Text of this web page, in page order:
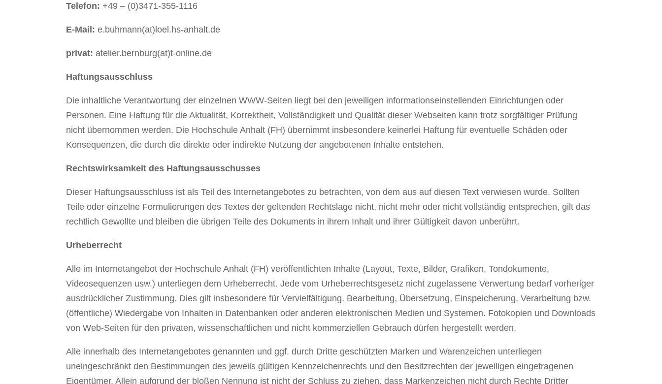
Telefon: +49 – (0)3471-355-1116
E-Mail: e.buhmann(at)loel.hs-anhalt.de
privat: atelier.bernburg(at)t-online.de
Haftungsausschluss
Die inhaltliche Verantwortung der einzelnen WWW-Seiten liegt bei den jeweiligen informationseinstellenden Einrichtungen oder
Personen. Eine Haftung für die Aktualität, Korrektheit, Vollständigkeit und Qualität dieser Webseiten kann trotz sorgfältiger Prüfung
nicht übernommen werden. Die Hochschule Anhalt (FH) übernimmt insbesondere keinerlei Haftung für eventuelle Schäden oder
Konsequenzen, die durch die direkte oder indirekte Nutzung der angebotenen Inhalte entstehen.
Rechtswirksamkeit des Haftungsausschusses
Dieser Haftungsausschluss ist als Teil des Internetangebotes zu betrachten, von dem aus auf diesen Text verwiesen wurde. Sollten
Teile oder einzelne Formulierungen des Textes der geltenden Rechtslage nicht, nicht mehr oder nicht vollständig entsprechen, gilt das
rechtlich Gewollte und bleiben die übrigen Teile des Dokuments in ihrem Inhalt und ihrer Gültigkeit davon unberührt.
Urheberrecht
Alle im Internetangebot der Hochschule Anhalt (FH) veröffentlichten Inhalte (Layout, Texte, Bilder, Grafiken, Tondokumente,
Videosequenzen usw.) unterliegen dem Urheberrecht. Jede vom Urheberrechtsgesetz nicht zugelassene Verwertung bedarf vorheriger
ausdrücklicher Zustimmung. Dies gilt insbesondere für Vervielfältigung, Bearbeitung, Übersetzung, Einspeicherung, Verarbeitung bzw.
(öffentliche) Wiedergabe von Inhalten in Datenbanken oder anderen elektronischen Medien und Systemen. Fotokopien und Downloads
von Web-Seiten für den privaten, wissenschaftlichen und nicht kommerziellen Gebrauch dürfen hergestellt werden.
Alle innerhalb des Internetangebotes genannten und ggf. durch Dritte geschützten Marken und Warenzeichen unterliegen
uneingeschränkt den Bestimmungen des jeweils gültigen Kennzeichenrechts und den Besitzrechten der jeweiligen eingetragenen
Eigentümer. Allein aufgrund der bloßen Nennung ist nicht der Schluss zu ziehen, dass Markenzeichen nicht durch Rechte Dritter